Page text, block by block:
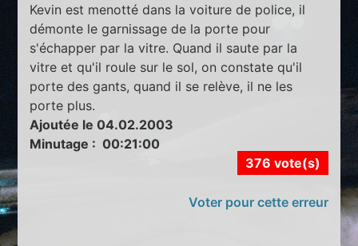
Kevin est menotté dans la voiture de police, il
démonte le garnissage de la porte pour
s'échapper par la vitre. Quand il saute par la
vitre et qu'il roule sur le sol, on constate qu'il
porte des gants, quand il se relève, il ne les
porte plus.
Ajoutée le 04.02.2003
Minutage : 00:21:00
376 vote(s)
Voter pour cette erreur